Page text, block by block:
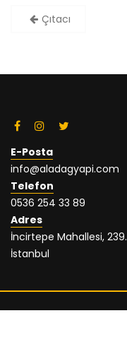
YazıÇıtacı
E-Posta
info@aladagyapi.com
Telefon
0536 254 33 89
Adres
İncirtepe Mahallesi,
İstanbul